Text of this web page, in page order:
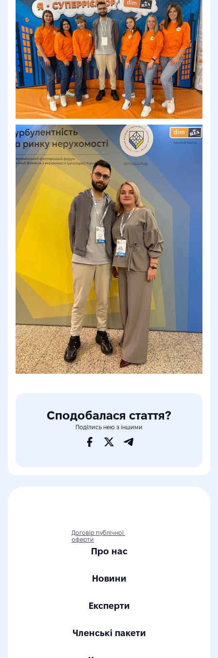
Сподобалася стаття?
Поділись нею з іншими
Договір публічної
оферти
Про нас
Новини
Експерти
Членські пакети